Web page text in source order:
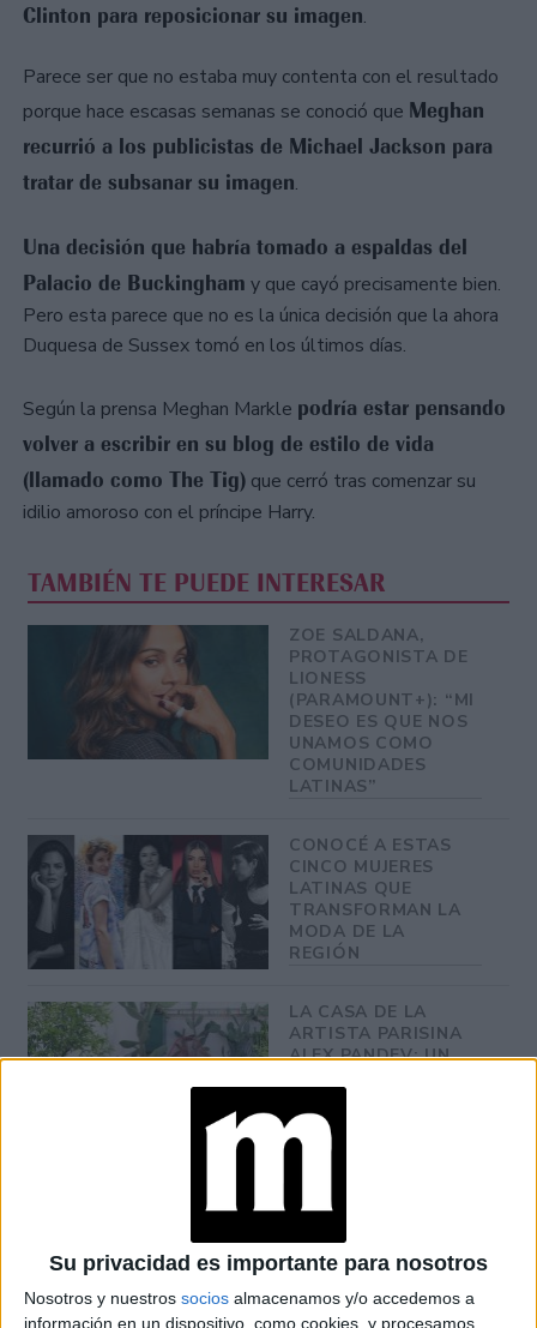
Su privacidad es importante para nosotros
Nosotros y nuestros socios almacenamos y/o accedemos a
información en un dispositivo, como cookies, y procesamos
Clinton para reposicionar su imagen.
Parece ser que no estaba muy contenta con el resultado
porque hace escasas semanas se conoció que Meghan
recurrió a los publicistas de Michael Jackson para
tratar de subsanar su imagen.
Una decisión que habría tomado a espaldas del
Palacio de Buckingham y que cayó precisamente bien.
Pero esta parece que no es la única decisión que la ahora
Duquesa de Sussex tomó en los últimos días.
Según la prensa Meghan Markle podría estar pensando
volver a escribir en su blog de estilo de vida
(llamado como The Tig) que cerró tras comenzar su
idilio amoroso con el príncipe Harry.
TAMBIÉN TE PUEDE INTERESAR
ZOE SALDANA,
PROTAGONISTA DE
LIONESS
(PARAMOUNT+): “MI
DESEO ES QUE NOS
UNAMOS COMO
COMUNIDADES
LATINAS”
CONOCÉ A ESTAS
CINCO MUJERES
LATINAS QUE
TRANSFORMAN LA
MODA DE LA
REGIÓN
LA CASA DE LA
ARTISTA PARISINA
ALEX PANDEV: UN
TRANSFORMACIÓN
NAUGHTON,
AUTORA: “NADIE
ROMPE SOLA EL